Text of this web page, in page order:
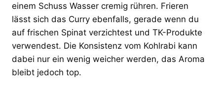
einem Schuss Wasser cremig rühren. Frieren
lässt sich das Curry ebenfalls, gerade wenn du
auf frischen Spinat verzichtest und TK-Produkte
verwendest. Die Konsistenz vom Kohlrabi kann
dabei nur ein wenig weicher werden, das Aroma
bleibt jedoch top.